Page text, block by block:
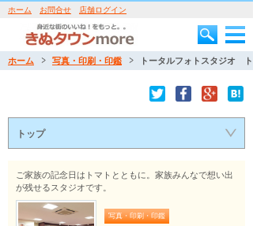
ホーム お問合せ 店舗ログイン
ホーム 写真・印刷・印鑑 トータルフォトスタジオ ト
トップ
ご家族の記念日はトマトとともに。家族みんなで想い出
が残せるスタジオです。
写真・印刷・印鑑